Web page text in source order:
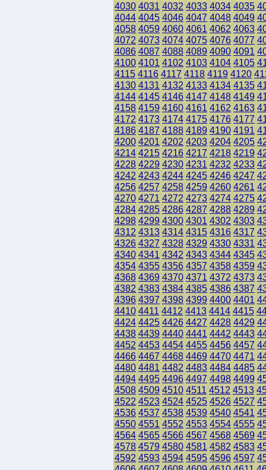
4030 4031 4032 4033 4034 4035
4044 4045 4046 4047 4048 4049
4058 4059 4060 4061 4062 4063
4072 4073 4074 4075 4076 4077
4086 4087 4088 4089 4090 4091
4100 4101 4102 4103 4104 4105
4115 4116 4117 4118 4119 4120
4130 4131 4132 4133 4134 4135
4144 4145 4146 4147 4148 4149
4158 4159 4160 4161 4162 4163
4172 4173 4174 4175 4176 4177
4186 4187 4188 4189 4190 4191
4200 4201 4202 4203 4204 4205
4214 4215 4216 4217 4218 4219
4228 4229 4230 4231 4232 4233
4242 4243 4244 4245 4246 4247
4256 4257 4258 4259 4260 4261
4270 4271 4272 4273 4274 4275
4284 4285 4286 4287 4288 4289
4298 4299 4300 4301 4302 4303
4312 4313 4314 4315 4316 4317
4326 4327 4328 4329 4330 4331
4340 4341 4342 4343 4344 4345
4354 4355 4356 4357 4358 4359
4368 4369 4370 4371 4372 4373
4382 4383 4384 4385 4386 4387
4396 4397 4398 4399 4400 4401
4410 4411 4412 4413 4414 4415
4424 4425 4426 4427 4428 4429
4438 4439 4440 4441 4442 4443
4452 4453 4454 4455 4456 4457
4466 4467 4468 4469 4470 4471
4480 4481 4482 4483 4484 4485
4494 4495 4496 4497 4498 4499
4508 4509 4510 4511 4512 4513
4522 4523 4524 4525 4526 4527
4536 4537 4538 4539 4540 4541
4550 4551 4552 4553 4554 4555
4564 4565 4566 4567 4568 4569
4578 4579 4580 4581 4582 4583
4592 4593 4594 4595 4596 4597